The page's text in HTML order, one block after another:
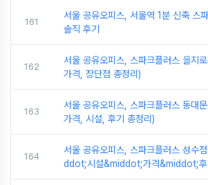
161
서울 공유오피스, 서울역 1분 신축 스
솔직 후기
162
서울 공유오피스, 스파크플러스 을지
가격, 장단점 총정리)
163
서울 공유오피스, 스파크플러스 동대문
가격, 시설, 후기 총정리)
164
서울 공유오피스, 스파크플러스 성수
ddot;시설&middot;가격&middot;후